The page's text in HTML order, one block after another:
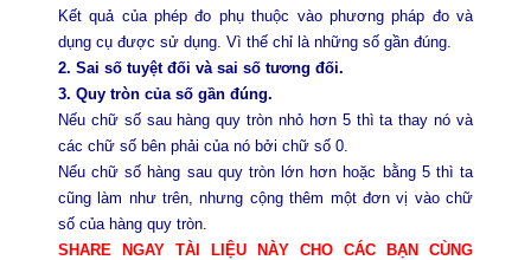
Kết quả của phép đo phụ thuộc vào phương pháp đo và
dụng cụ được sử dụng. Vì thế chỉ là những số gần đúng.
2. Sai số tuyệt đối và sai số tương đối.
3. Quy tròn của số gần đúng.
Nếu chữ số sau hàng quy tròn nhỏ hơn 5 thì ta thay nó và
các chữ số bên phải của nó bởi chữ số 0.
Nếu chữ số hàng sau quy tròn lớn hơn hoặc bằng 5 thì ta
cũng làm như trên, nhưng cộng thêm một đơn vị vào chữ
số của hàng quy tròn.
SHARE NGAY TÀI LIỆU NÀY CHO CÁC BẠN CÙNG